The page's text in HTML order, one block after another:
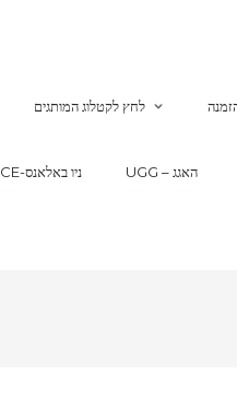
לחץ לקטלוג המותגים
NEW BALANCE-ניו באלאנס UGG – האגג